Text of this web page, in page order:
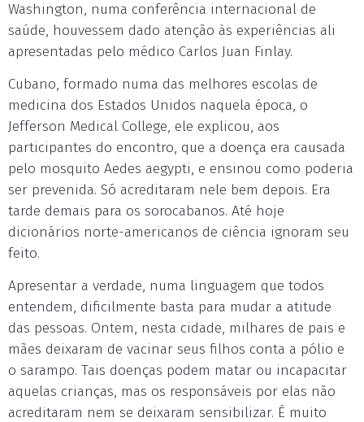
Washington, numa conferência internacional de
saúde, houvessem dado atenção às experiências ali
apresentadas pelo médico Carlos Juan Finlay.
Cubano, formado numa das melhores escolas de
medicina dos Estados Unidos naquela época, o
Jefferson Medical College, ele explicou, aos
participantes do encontro, que a doença era causada
pelo mosquito Aedes aegypti, e ensinou como poderia
ser prevenida. Só acreditaram nele bem depois. Era
tarde demais para os sorocabanos. Até hoje
dicionários norte-americanos de ciência ignoram seu
feito.
Apresentar a verdade, numa linguagem que todos
entendem, dificilmente basta para mudar a atitude
das pessoas. Ontem, nesta cidade, milhares de pais e
mães deixaram de vacinar seus filhos conta a pólio e
o sarampo. Tais doenças podem matar ou incapacitar
aquelas crianças, mas os responsáveis por elas não
acreditaram nem se deixaram sensibilizar. É muito